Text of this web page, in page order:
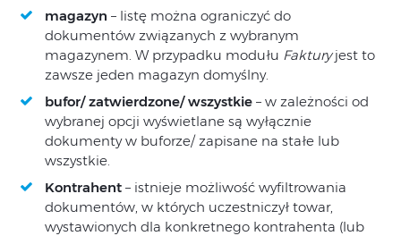
magazyn – listę można ograniczyć do
dokumentów związanych z wybranym
magazynem. W przypadku modułu Fakturyjest to
zawsze jeden magazyn domyślny.
bufor/ zatwierdzone/ wszystkie – w zależności od
wybranej opcji wyświetlane są wyłącznie
dokumenty w buforze/ zapisane na stałe lub
wszystkie.
Kontrahent – istnieje możliwość wyfiltrowania
dokumentów, w których uczestniczył towar,
wystawionych dla konkretnego kontrahenta (lub